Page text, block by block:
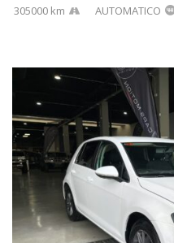
305000 km AUTOMATICO